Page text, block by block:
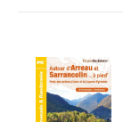
ACHETER
LE